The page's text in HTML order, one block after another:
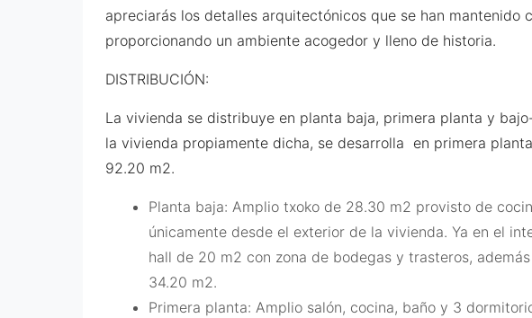
apreciarás los detalles arquitectónicos que se han mantenido
proporcionando un ambiente acogedor y lleno de historia.
DISTRIBUCIÓN:
La vivienda se distribuye en planta baja, primera planta y
la vivienda propiamente dicha, se desarrolla en primera
92.20 m2.
Planta baja: Amplio txoko de 28.30 m2 provisto de
únicamente desde el exterior de la vivienda. Ya en el
hall de 20 m2 con zona de bodegas y trasteros,
34.20 m2.
Primera planta: Amplio salón, cocina, baño y 3